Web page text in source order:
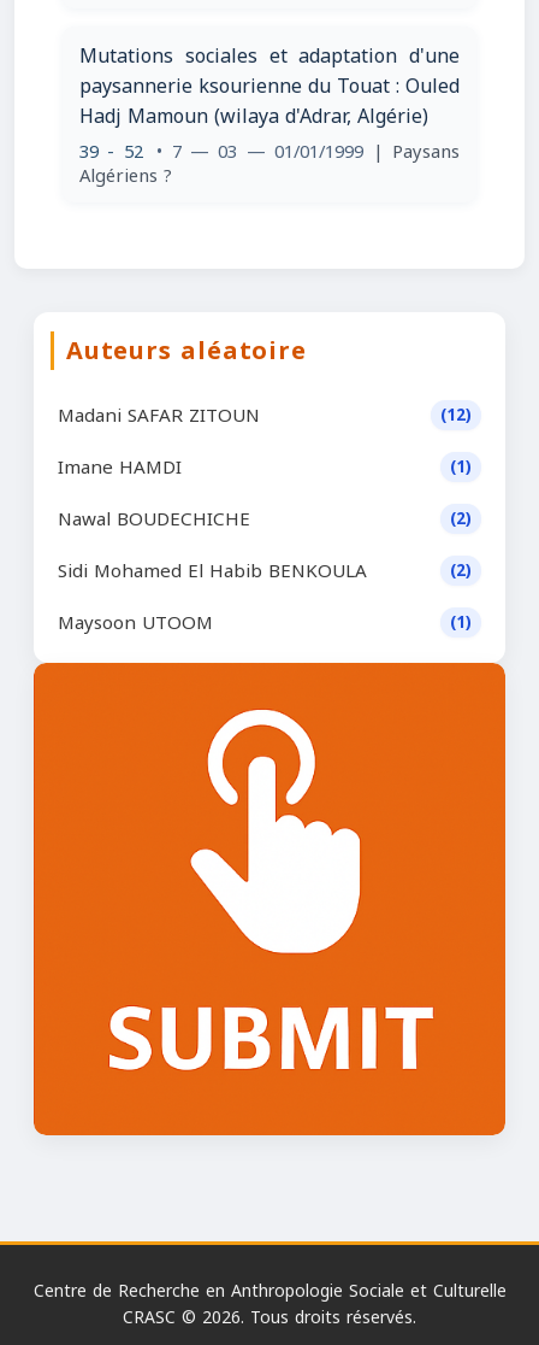
Mutations sociales et adaptation d'une
paysannerie ksourienne du Touat : Ouled
Hadj Mamoun (wilaya d'Adrar, Algérie)
39 - 52 • 7 — 03 — 01/01/1999 | Paysans
Algériens ?
Auteurs aléatoire
Madani SAFAR ZITOUN (12)
Imane HAMDI (1)
Nawal BOUDECHICHE (2)
Sidi Mohamed El Habib BENKOULA (2)
Maysoon UTOOM (1)
Centre de Recherche en Anthropologie Sociale et Culturelle
CRASC © 2026. Tous droits réservés.